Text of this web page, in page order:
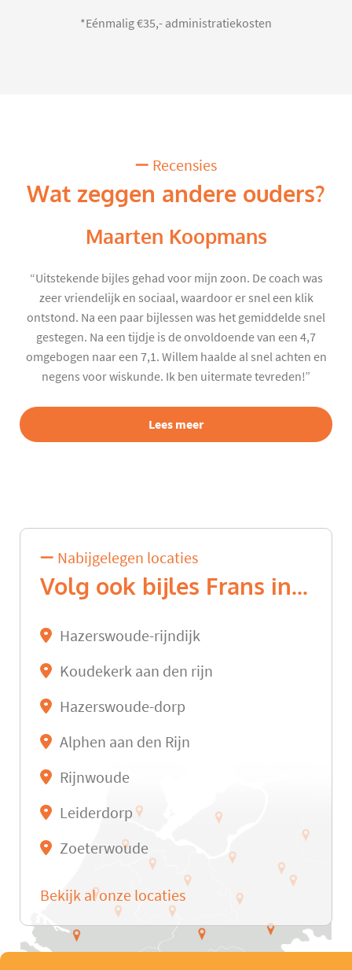
*Eénmalig €35,- administratiekosten
Recensies
Wat zeggen andere ouders?
Maarten Koopmans
“Uitstekende bijles gehad voor mijn zoon. De coach was
zeer vriendelijk en sociaal, waardoor er snel een klik
ontstond. Na een paar bijlessen was het gemiddelde snel
gestegen. Na een tijdje is de onvoldoende van een 4,7
omgebogen naar een 7,1. Willem haalde al snel achten en
negens voor wiskunde. Ik ben uitermate tevreden!”
Lees meer
Nabijgelegen locaties
Volg ook bijles Frans in...
Hazerswoude-rijndijk
Koudekerk aan den rijn
Hazerswoude-dorp
Alphen aan den Rijn
Rijnwoude
Leiderdorp
Zoeterwoude
Bekijk al onze locaties